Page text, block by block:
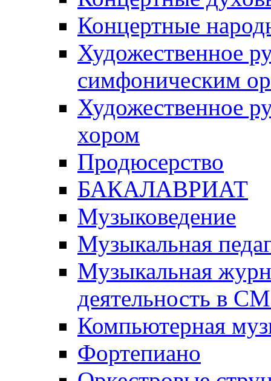
Концертные
Художественное
симфоническим
Художественное
хором
Продюсерство
БАКАЛАВРИАТ
Музыковедение
Музыкальная
Музыкальная
деятельность в
Компьютерная
Фортепиано